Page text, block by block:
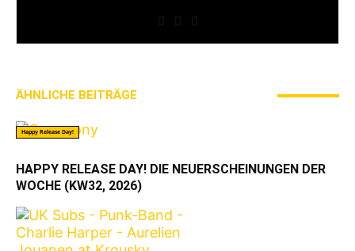
ÄHNLICHE BEITRÄGE
Happy Release Day!
HAPPY RELEASE DAY! DIE NEUERSCHEINUNGEN DER
WOCHE (KW32, 2026)